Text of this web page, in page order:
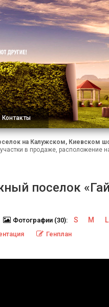
Контакты
на Калужском, Киевском
в продаже, расположение
поселок
Фотографии (30): S M L
Генплан